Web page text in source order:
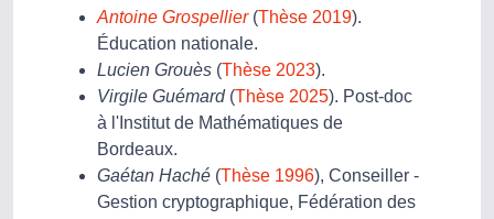
Antoine Grospellier(Thèse 2019).
Éducation nationale.
Lucien Grouès (Thèse 2023).
Virgile Guémard(Thèse 2025). Post-doc
à l'Institut de Mathématiques de
Bordeaux.
Gaétan Haché (Thèse 1996), Conseiller -
Gestion cryptographique, Fédération des